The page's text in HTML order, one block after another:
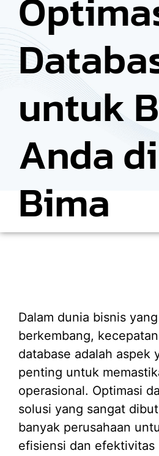
untuk
Anda di
Bima
Dalam dunia bisnis
berkembang,
database adalah aspek
penting untuk
operasional. Optimasi
solusi yang sangat
banyak perusahaan
efisiensi dan efektivitas